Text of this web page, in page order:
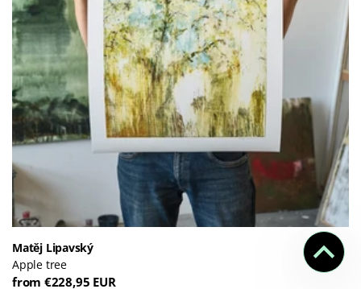
Matěj Lipavský
Apple tree
from €228,95 EUR